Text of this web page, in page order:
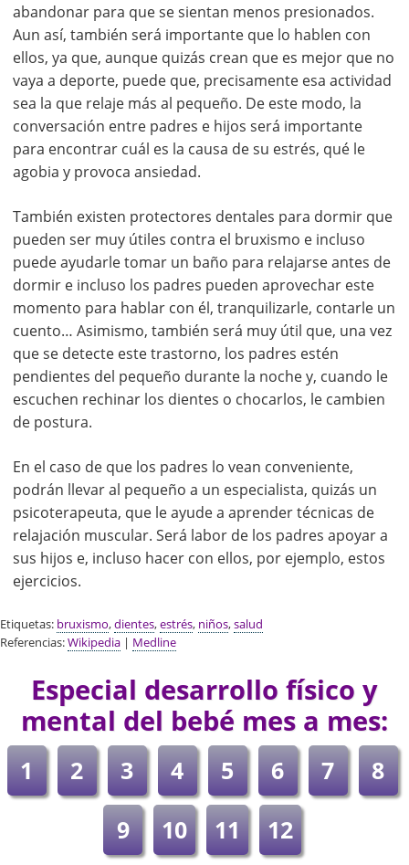
abandonar para que se sientan menos presionados.
Aun así, también será importante que lo hablen con
ellos, ya que, aunque quizás crean que es mejor que no
vaya a deporte, puede que, precisamente esa actividad
sea la que relaje más al pequeño. De este modo, la
conversación entre padres e hijos será importante
para encontrar cuál es la causa de su estrés, qué le
agobia y provoca ansiedad.
También existen protectores dentales para dormir que
pueden ser muy útiles contra el bruxismo e incluso
puede ayudarle tomar un baño para relajarse antes de
dormir e incluso los padres pueden aprovechar este
momento para hablar con él, tranquilizarle, contarle un
cuento… Asimismo, también será muy útil que, una vez
que se detecte este trastorno, los padres estén
pendientes del pequeño durante la noche y, cuando le
escuchen rechinar los dientes o chocarlos, le cambien
de postura.
En el caso de que los padres lo vean conveniente,
podrán llevar al pequeño a un especialista, quizás un
psicoterapeuta, que le ayude a aprender técnicas de
relajación muscular. Será labor de los padres apoyar a
sus hijos e, incluso hacer con ellos, por ejemplo, estos
ejercicios.
Etiquetas: bruxismo,dientes,estrés, niños,salud
Referencias:Wikipedia | Medline
Especial desarrollo físico y
mental del bebé mes a mes:
1 2 3 4 5 6 7
8
9
10 11 12